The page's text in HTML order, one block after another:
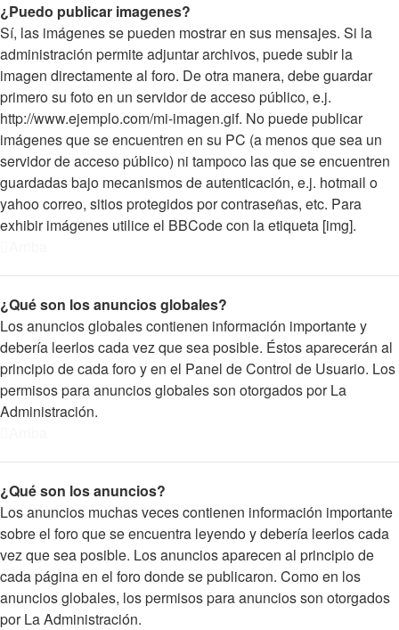
¿Puedo publicar imagenes?
Sí, las imágenes se pueden mostrar en sus mensajes. Si la
administración permite adjuntar archivos, puede subir la
imagen directamente al foro. De otra manera, debe guardar
primero su foto en un servidor de acceso público, e.j.
http://www.ejemplo.com/mi-imagen.gif. No puede publicar
imágenes que se encuentren en su PC (a menos que sea un
servidor de acceso público) ni tampoco las que se encuentren
guardadas bajo mecanismos de autenticación, e.j. hotmail o
yahoo correo, sitios protegidos por contraseñas, etc. Para
exhibir imágenes utilice el BBCode con la etiqueta [img].
¿Qué son los anuncios globales?
Los anuncios globales contienen información importante y
debería leerlos cada vez que sea posible. Éstos aparecerán al
principio de cada foro y en el Panel de Control de Usuario. Los
permisos para anuncios globales son otorgados por La
Administración.
¿Qué son los anuncios?
Los anuncios muchas veces contienen información importante
sobre el foro que se encuentra leyendo y debería leerlos cada
vez que sea posible. Los anuncios aparecen al principio de
cada página en el foro donde se publicaron. Como en los
anuncios globales, los permisos para anuncios son otorgados
por La Administración.